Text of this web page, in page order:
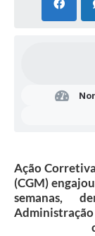
Ação
(CGM)
semanas,